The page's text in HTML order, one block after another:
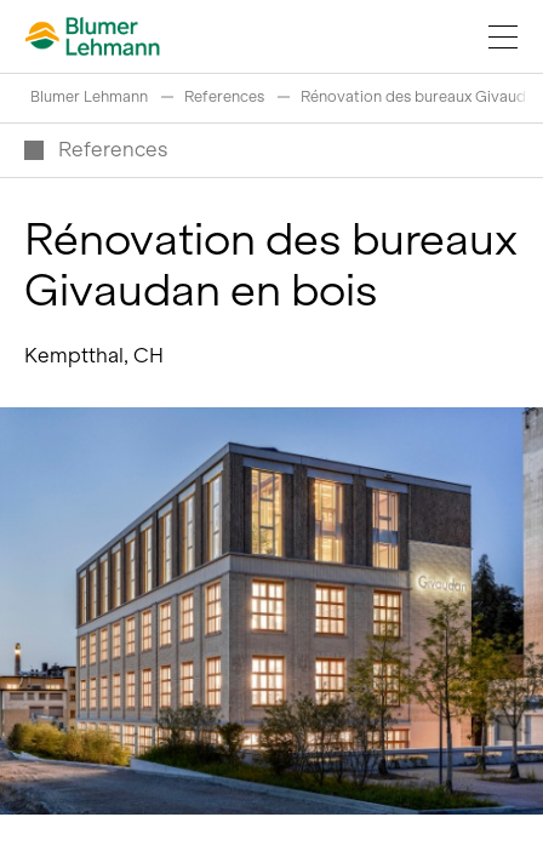
Réaliser projets de construction
Acheter des produits
References
Fascination du bois
Grumes suisses
Portrait
Carrière
Actualités et médias
Contact
Recherche
Blumer Lehmann References Rénovation des bureaux
References
Rénovation des bureaux
Givaudan en bois
Kemptthal, CH